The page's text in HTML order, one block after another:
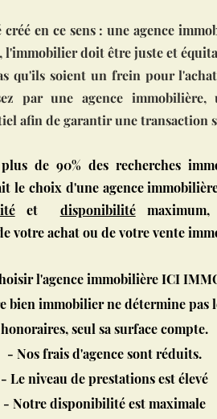
créé en ce sens : une agence
l'immobilier doit être juste et
qu'ils soient un frein pour
par une agence immobilière,
afin de garantir une transaction
de 90% des recherches
le choix d'une agence
et disponibilité
votreachat ou de votre vente
l'agence immobilière ICI
bien immobilier ne détermine pas
honoraires, seul sa surface compte.
- Nos frais d'agence sont réduits.
- Le niveau de prestations est élevé
- Notre disponibilité est maximale